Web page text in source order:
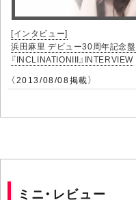
[インタビュー]
浜田麻里 デビュー30周年記念盤
『INCLINATIONIII』INTERVIEW
（2013/08/08掲載）
ミニ・レビュー